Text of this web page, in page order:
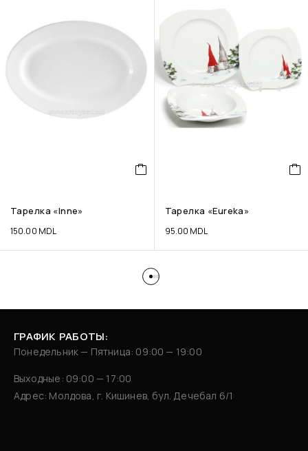
Тарелка «Inne»
150.00 MDL
Тарелка «Eureka»
95.00 MDL
ГРАФИК РАБОТЫ:
Понедельник — Пятница: 09:00 — 19:00
Выходные: 09:00 — 17:00
Адрес: Молдова, г. Кишинев, бул. Дечебал 6/1